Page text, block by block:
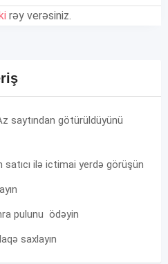
rəy verəsiniz.
saytından götürüldüyünü
ilə ictimai yerdə görüşün
pulunu ödəyin
saxlayın